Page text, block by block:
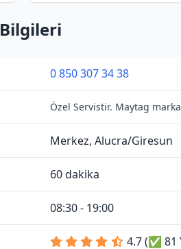
0 850 307 34 38
Özel Servistir. Maytag
Merkez, Alucra/Giresun
60 dakika
08:30 - 19:00
4.7 (✅ 81